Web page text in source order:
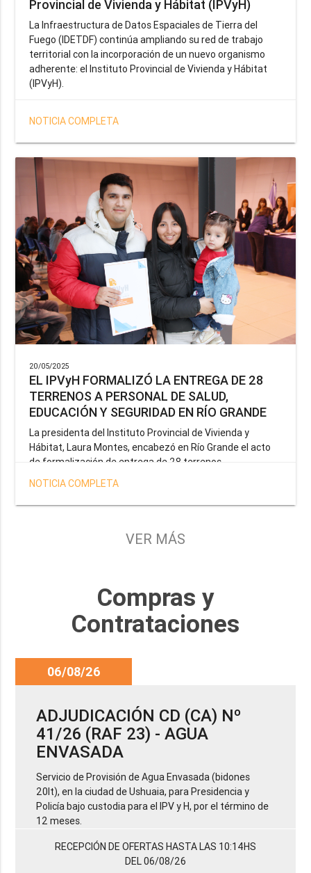
Provincial de Vivienda y Hábitat (IPVyH)
La Infraestructura de Datos Espaciales de Tierra del
Fuego (IDETDF) continúa ampliando su red de trabajo
territorial con la incorporación de un nuevo organismo
adherente: el Instituto Provincial de Vivienda y Hábitat
(IPVyH).
NOTICIA COMPLETA
20/05/2025
EL IPVyH FORMALIZÓ LA ENTREGA DE 28
TERRENOS A PERSONAL DE SALUD,
EDUCACIÓN Y SEGURIDAD EN RÍO GRANDE
La presidenta del Instituto Provincial de Vivienda y
Hábitat, Laura Montes, encabezó en Río Grande el acto
de formalización de entrega de 28 terrenos
correspondientes a la operatoria especial anunciada por
el Gobernador Gustavo Melella, la cual tiene como
objetivo brindar una solución habitacional a docentes,
Provincia y del Servicio Penitenciario.
NOTICIA COMPLETA
VER MÁS
Compras y
Contrataciones
06/08/26
ADJUDICACIÓN CD (CA) Nº
41/26 (RAF 23) - AGUA
ENVASADA
Servicio de Provisión de Agua Envasada (bidones
20lt), en la ciudad de Ushuaia, para Presidencia y
Policía bajo custodia para el IPV y H, por el término de
12 meses.
RECEPCIÓN DE OFERTAS HASTA LAS 10:14HS
DEL 06/08/26